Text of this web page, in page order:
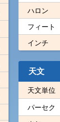
ハロン
フィート
インチ
天文
天文単位
パーセク